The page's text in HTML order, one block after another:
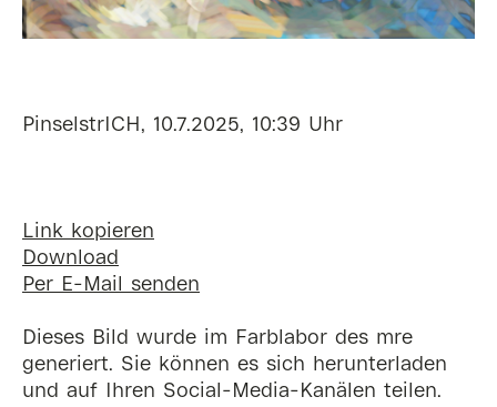
PinselstrICH, 10.7.2025, 10:39 Uhr
Link kopieren
Download
Per E-Mail senden
Dieses Bild wurde im Farblabor des mre
generiert. Sie können es sich herunterladen
und auf Ihren Social-Media-Kanälen teilen.